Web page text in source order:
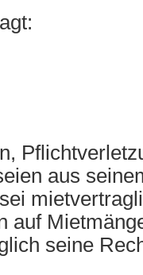
aus
auf
seine